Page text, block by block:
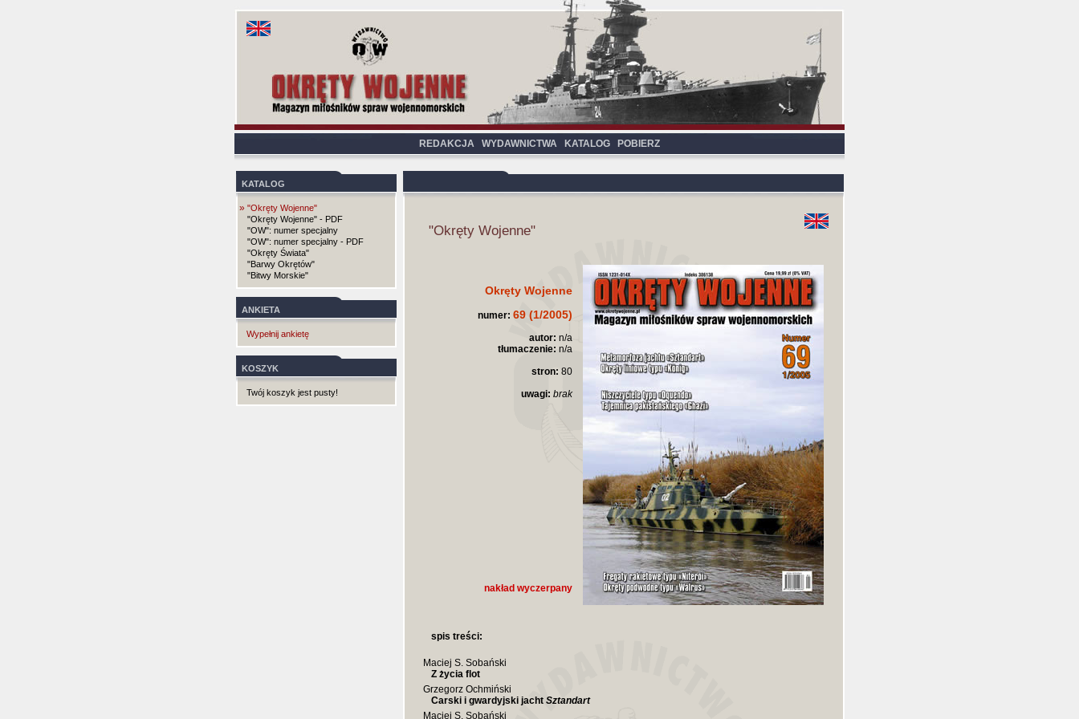
REDAKCJA WYDAWNICTWA KATALOG POBIERZ
KATALOG
» "Okręty Wojenne"
"Okręty Wojenne" - PDF
"OW": numer specjalny
"OW": numer specjalny - PDF
"Okręty Świata"
"Barwy Okrętów"
"Bitwy Morskie"
ANKIETA
Wypełnij ankietę
KOSZYK
Twój koszyk jest pusty!
"Okręty Wojenne"
Okręty Wojenne
numer: 69 (1/2005)
autor: n/a
tłumaczenie: n/a
stron: 80
uwagi: brak
nakład wyczerpany
spis treści:
Maciej S. Sobański
Z życia flot
Grzegorz Ochmiński
Carski i gwardyjski jacht Sztandart
Maciej S. Sobański